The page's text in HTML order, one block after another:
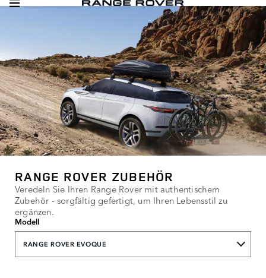
RANGE ROVER ZUBEHÖR
Veredeln Sie Ihren Range Rover mit authentischem
Zubehör - sorgfältig gefertigt, um Ihren Lebensstil zu
ergänzen.
Modell
RANGE ROVER EVOQUE